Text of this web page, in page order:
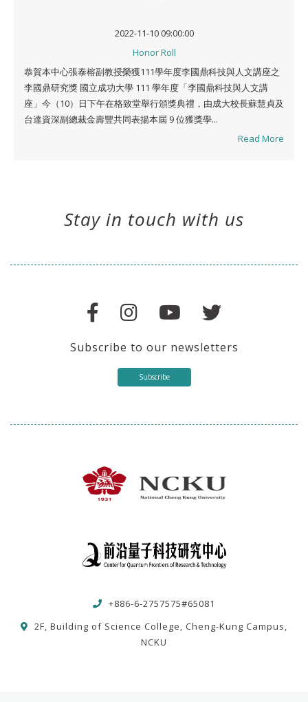
2022-11-10 09:00:00
Honor Roll
恭賀本中心張泰榕副教授榮獲111學年度李國鼎科技與人文講座之
李國鼎研究獎 國立成功大學 111 學年度「李國鼎科技與人文講
座」今（10）日下午在格致堂舉行頒獎典禮，由成大校長蘇慧貞及
台達資深副總裁金壽豐共同表揚本屆 9 位獲獎學...
Read More
Stay in touch with us
Subscribe to our newsletters
Subscribe
+886-6-2757575#65081
2F, Building of Science College, Cheng-Kung Campus,
NCKU